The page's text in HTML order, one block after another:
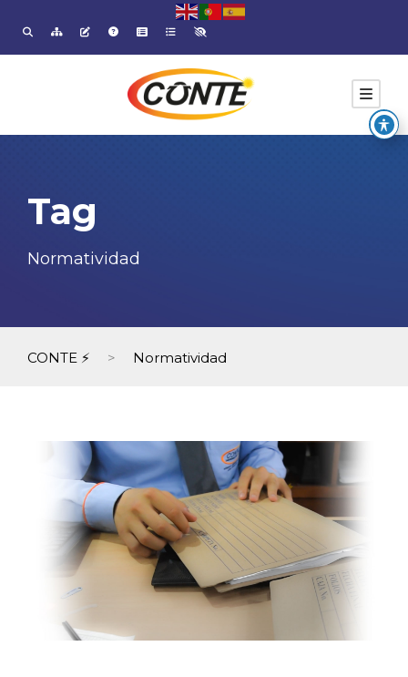
Tag
Normatividad
CONTE ⚡ > Normatividad